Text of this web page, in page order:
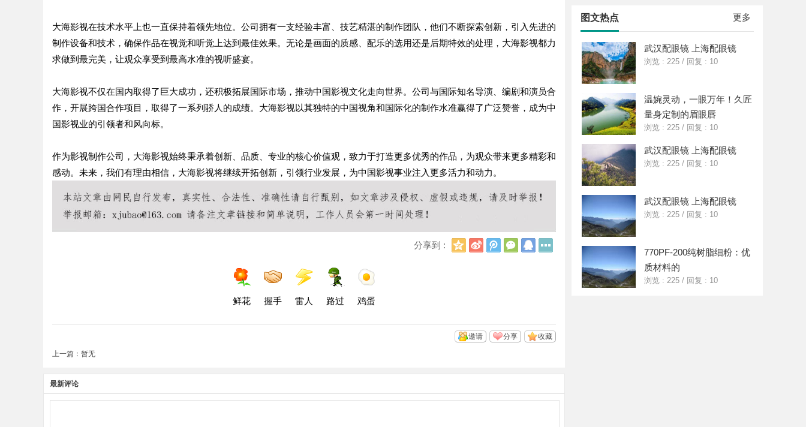
大海影视在技术水平上也一直保持着领先地位。公司拥有一支经验丰富、技艺精湛的制作团队，他们不断探索创新，引入先进的
制作设备和技术，确保作品在视觉和听觉上达到最佳效果。无论是画面的质感、配乐的选用还是后期特效的处理，大海影视都力
求做到最完美，让观众享受到最高水准的视听盛宴。
大海影视不仅在国内取得了巨大成功，还积极拓展国际市场，推动中国影视文化走向世界。公司与国际知名导演、编剧和演员合
作，开展跨国合作项目，取得了一系列骄人的成绩。大海影视以其独特的中国视角和国际化的制作水准赢得了广泛赞誉，成为中
国影视业的引领者和风向标。
作为影视制作公司，大海影视始终秉承着创新、品质、专业的核心价值观，致力于打造更多优秀的作品，为观众带来更多精彩和
感动。未来，我们有理由相信，大海影视将继续开拓创新，引领行业发展，为中国影视事业注入更多活力和动力。
分享到 :
Q
新
浪
腾
讯
微
信
Q
鲜花 握手 雷人 路过 鸡蛋
收藏
分享
邀请
上一篇：暂无
最新评论
更多
图文热点
武汉配眼镜 上海配眼镜
浏览 : 225 / 回复 : 10
温婉灵动，一眼万年！久匠
量身定制的眉眼唇
浏览 : 225 / 回复 : 10
武汉配眼镜 上海配眼镜
浏览 : 225 / 回复 : 10
武汉配眼镜 上海配眼镜
浏览 : 225 / 回复 : 10
770PF-200纯树脂细粉：优
质材料的
浏览 : 225 / 回复 : 10